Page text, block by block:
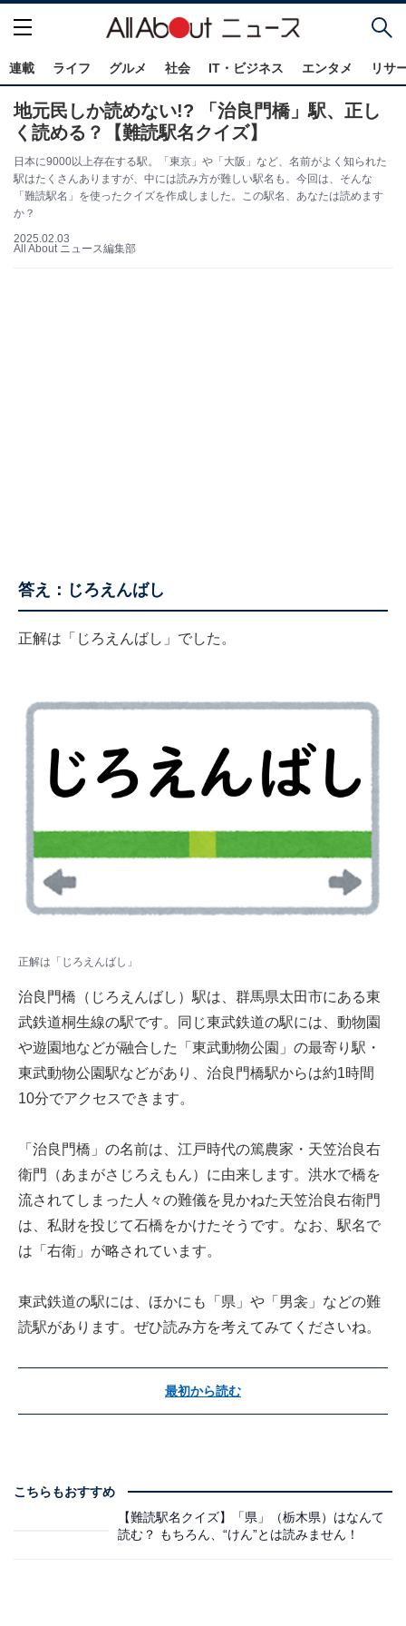
連載 ライフ グルメ 社会 IT・ビジネス エンタメ リサ
地元民しか読めない!? 「治良門橋」駅、正し
く読める？【難読駅名クイズ】
日本に9000以上存在する駅。「東京」や「大阪」など、名前がよく知られた
駅はたくさんありますが、中には読み方が難しい駅名も。今回は、そんな
「難読駅名」を使ったクイズを作成しました。この駅名、あなたは読めます
か？
2025.02.03
All About ニュース編集部
答え：じろえんばし
正解は「じろえんばし」でした。
正解は「じろえんばし」
治良門橋（じろえんばし）駅は、群馬県太田市にある東
武鉄道桐生線の駅です。同じ東武鉄道の駅には、動物園
や遊園地などが融合した「東武動物公園」の最寄り駅・
東武動物公園駅などがあり、治良門橋駅からは約1時間
10分でアクセスできます。
「治良門橋」の名前は、江戸時代の篤農家・天笠治良右
衛門（あまがさじろえもん）に由来します。洪水で橋を
流されてしまった人々の難儀を見かねた天笠治良右衛門
は、私財を投じて石橋をかけたそうです。なお、駅名で
は「右衛」が略されています。
東武鉄道の駅には、ほかにも「県」や「男衾」などの難
読駅があります。ぜひ読み方を考えてみてくださいね。
最初から読む
こちらもおすすめ
【難読駅名クイズ】「県」（栃木県）はなんて
読む？ もちろん、“けん”とは読みません！